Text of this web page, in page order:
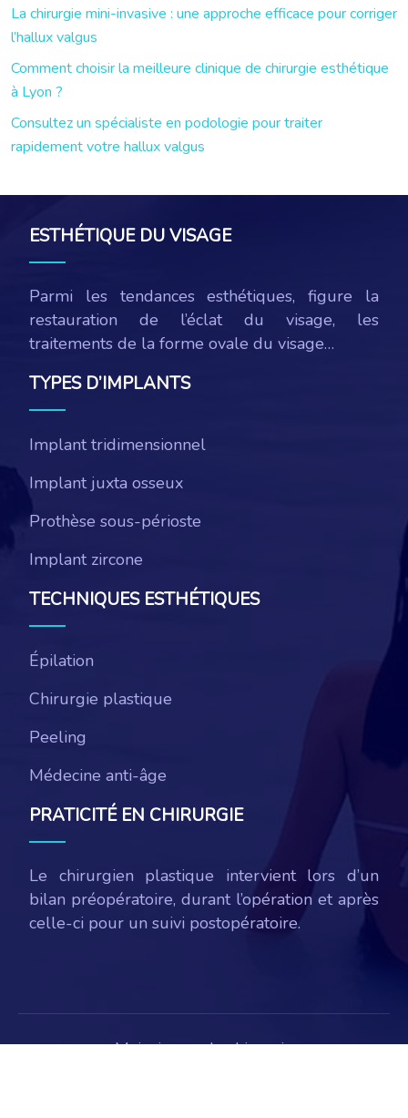
La chirurgie mini-invasive : une approche efficace pour corriger
l’hallux valgus
Comment choisir la meilleure clinique de chirurgie esthétique
à Lyon ?
Consultez un spécialiste en podologie pour traiter
rapidement votre hallux valgus
ESTHÉTIQUE DU VISAGE
Parmi les tendances esthétiques, figure la
restauration de l’éclat du visage, les
traitements de la forme ovale du visage…
TYPES D’IMPLANTS
Implant tridimensionnel
Implant juxta osseux
Prothèse sous-périoste
Implant zircone
TECHNIQUES ESTHÉTIQUES
Épilation
Chirurgie plastique
Peeling
Médecine anti-âge
PRATICITÉ EN CHIRURGIE
Le chirurgien plastique intervient lors d’un
bilan préopératoire, durant l’opération et après
celle-ci pour un suivi postopératoire.
Maigrir avec la chirurgie